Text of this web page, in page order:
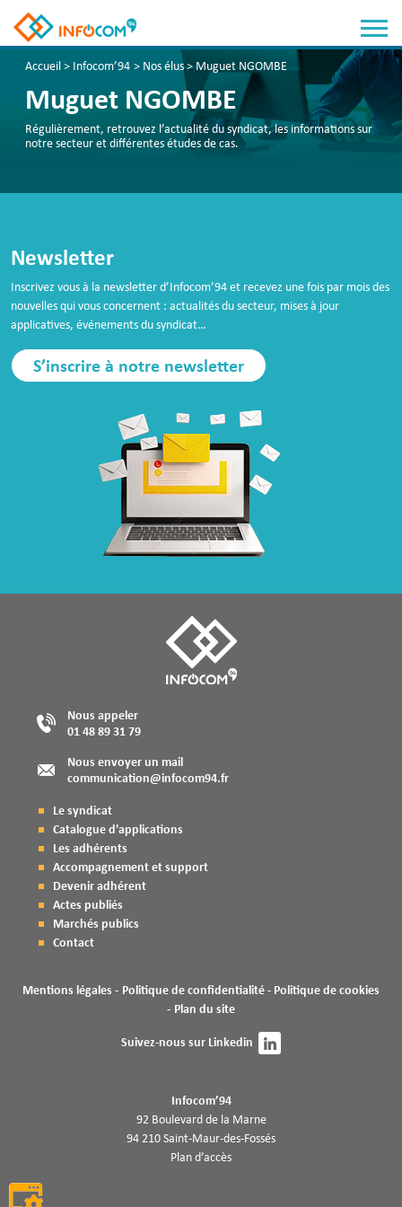
Accueil> Infocom’94 > Nos élus> Muguet NGOMBE
Muguet NGOMBE
Régulièrement, retrouvez l’actualité du syndicat, les informations sur
notre secteur et différentes études de cas.
Newsletter
Inscrivez vous à la newsletter d’Infocom’94 et recevez une fois par mois des
nouvelles qui vous concernent : actualités du secteur, mises à jour
applicatives, événements du syndicat…
S’inscrire à notre newsletter
Nous appeler
01 48 89 31 79
Nous envoyer un mail
communication@infocom94.fr
Le syndicat
Catalogue d'applications
Les adhérents
Accompagnement et support
Devenir adhérent
Actes publiés
Marchés publics
Contact
Mentions légales Politique de confidentialité
Politique de cookies
Plan du site
Suivez-nous sur Linkedin
Infocom’94
92 Boulevard de la Marne
94 210 Saint-Maur-des-Fossés
Plan d’accès
Panneau de gestion des cookies